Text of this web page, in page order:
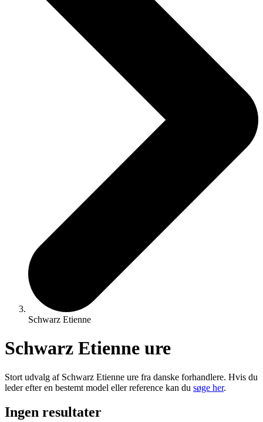
Schwarz Etienne
Schwarz Etienne ure
Stort udvalg af Schwarz Etienne ure fra danske forhandlere. Hvis du
leder efter en bestemt model eller reference kan du søge her.
Ingen resultater